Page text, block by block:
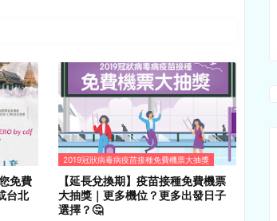
免費
台北
2019冠狀病毒病疫苗接種免費機票大抽獎
【延長兌換期】疫苗接種免費機票
大抽獎｜更多機位？更多出發日子
選擇？🤔